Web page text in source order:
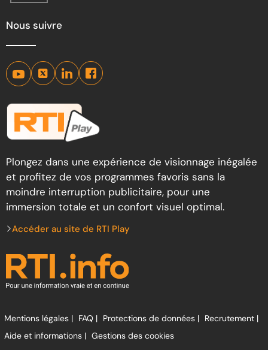
Nous suivre
Plongez dans une expérience de visionnage inégalée
et profitez de vos programmes favoris sans la
moindre interruption publicitaire, pour une
immersion totale et un confort visuel optimal.
Accéder au site de RTI Play
Mentions légales | FAQ | Protections de données | Recrutement |
Aide et informations | Gestions des cookies